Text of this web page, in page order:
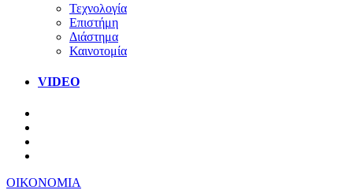
Τεχνολογία
Επιστήμη
Διάστημα
Καινοτομία
VIDEO
ΟΙΚΟΝΟΜΙΑ